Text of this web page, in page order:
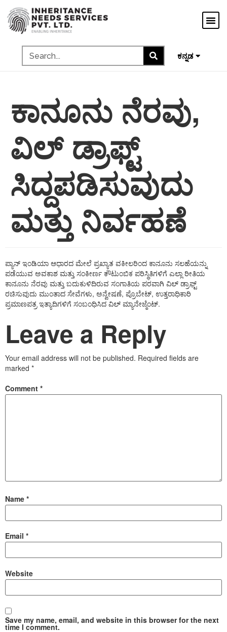
ಕನ್ನಡ
മലയാളം
ಕಾನೂನು ನೆರವು,
ವಿಲ್ ಡ್ರಾಫ್ಟ್
ಸಿದ್ದಪಡಿಸುವುದು
ಮತ್ತು ನಿರ್ವಹಣೆ
ಪ್ಯಾನ್ ಇಂಡಿಯಾ ಆಧಾರದ ಮೇಲೆ ಪ್ರಖ್ಯಾತ ವಕೀಲರಿಂದ ಕಾನೂನು ಸಲಹೆಯನ್ನು
ಪಡೆಯುವ ಅವಕಾಶ ಮತ್ತು ಸಂಕೀರ್ಣ ಕೌಟುಂಬಿಕ ಪರಿಸ್ಥಿತಿಗಳಿಗೆ ಎಲ್ಲಾ ರೀತಿಯ
ಕಾನೂನು ನೆರವು ಮತ್ತು ಬದುಕುಳಿದಿರುವ ಸಂಗಾತಿಯ ಪರವಾಗಿ ವಿಲ್ ಡ್ರಾಫ್ಟ್
ರಚಿಸುವುದು ಮುಂತಾದ ಸೇವೆಗಳು, ಅನ್ವೇಷಣೆ, ಪ್ರೊಬೇಟ್, ಉತ್ತರಾಧಿಕಾರಿ
ಪ್ರಮಾಣಪತ್ರ ಇತ್ಯಾದಿಗಳಿಗೆ ಸಂಬಂಧಿಸಿದ ವಿಲ್ ಮ್ಯಾನೇಜ್ಮೆಂಟ್.
Leave a Reply
Your email address will not be published. Required fields are
marked *
Comment *
Name *
Email *
Website
Save my name, email, and website in this browser for the next
time I comment.